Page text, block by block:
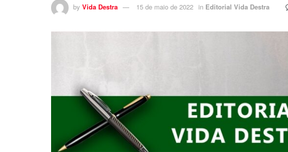
by Vida Destra 15 de maio de 2022 in Editorial Vida Destra